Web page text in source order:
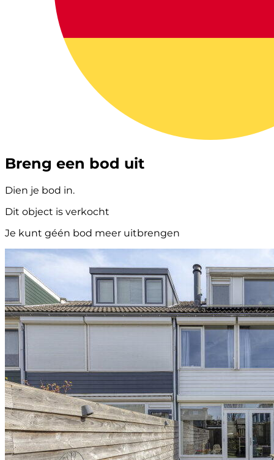
Breng een bod uit
Dien je bod in.
Dit object is verkocht
Je kunt géén bod meer uitbrengen